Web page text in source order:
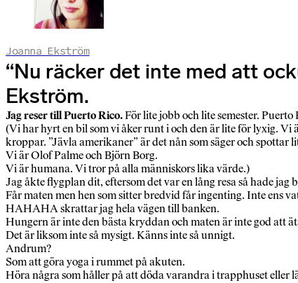
Joanna Ekström
“Nu räcker det inte med att
Ekström.
Jag reser till Puerto Rico.För lite jobb och lite semester.
(Vi har hyrt en bil som vi åker runt i och den är lite för lyxig. Vi
kroppar. ”Jävla amerikaner” är det nån som säger och
Vi är Olof Palme och Björn Borg.
Vi är humana. Vi tror på alla människors lika värde.)
Jag åkte flygplan dit, eftersom det var en lång resa så hade
Får maten men hen som sitter bredvid får ingenting. Inte ens
HAHAHA skrattar jag hela vägen till banken.
Hungern är inte den bästa kryddan och maten är inte god att
Det är liksom inte så mysigt. Känns inte så unnigt.
Andrum?
Som att göra yoga i rummet på akuten.
Höra några som håller på att döda varandra i trapphuset eller